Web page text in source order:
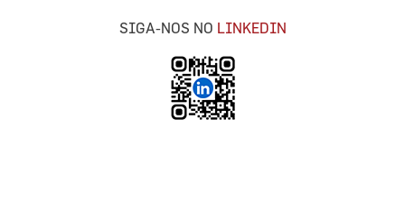
SIGA-NOS NO LINKEDIN